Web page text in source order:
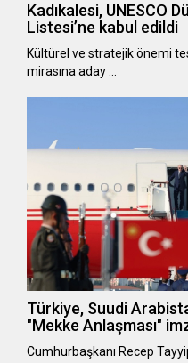
Kadıkalesi, UNESCO
Listesi’ne kabul edildi
Kültürel ve stratejik önemi
mirasına aday …
Türkiye, Suudi
"Mekke Anlaşması"
Cumhurbaşkanı Recep